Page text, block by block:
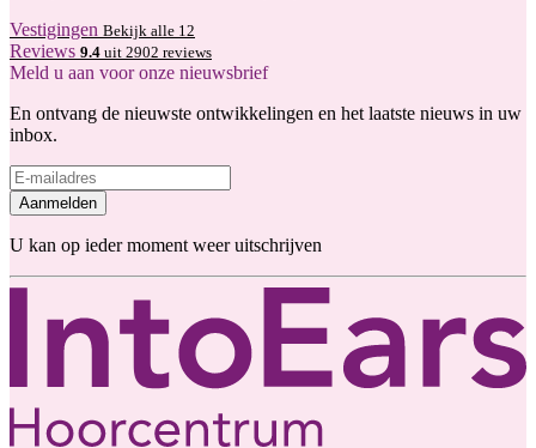
Vestigingen Bekijk alle 12
Reviews 9.4 uit 2902 reviews
Meld u aan voor onze nieuwsbrief
En ontvang de nieuwste ontwikkelingen en het laatste nieuws in uw
inbox.
Aanmelden
U kan op ieder moment weer uitschrijven